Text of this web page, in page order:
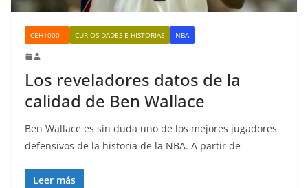
CEH1000-I CURIOSIDADES E HISTORIAS NBA
Los reveladores datos de la
calidad de Ben Wallace
Ben Wallace es sin duda uno de los mejores jugadores
defensivos de la historia de la NBA. A partir de
Leer más